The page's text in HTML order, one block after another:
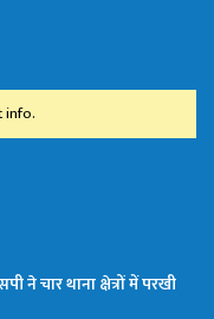
info.
ने चार थाना क्षेत्रों में परखी